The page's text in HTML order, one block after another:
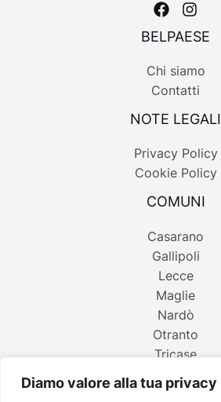
Diamo valore alla tua privacy
BELPAESE
Chi siamo
Contatti
NOTE LEGALI
Privacy Policy
Cookie Policy
COMUNI
Casarano
Gallipoli
Lecce
Maglie
Nardò
Otranto
Tricase